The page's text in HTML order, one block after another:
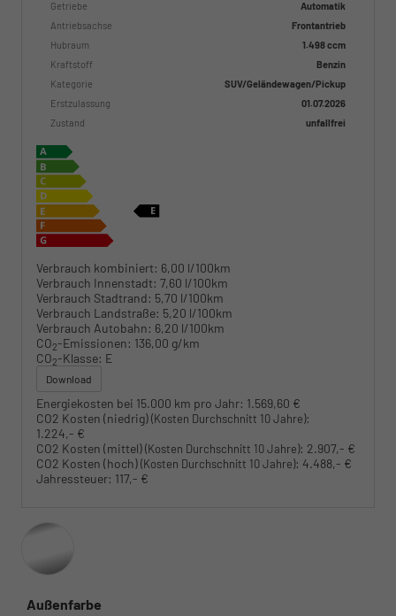
Getriebe
Automatik
Antriebsachse
Frontantrieb
Hubraum
1.498 ccm
Kraftstoff
Benzin
Kategorie
SUV/Geländewagen/Pickup
Erstzulassung
01.07.2026
Zustand
unfallfrei
Verbrauch kombiniert: 6,00 l/100km
Verbrauch Innenstadt: 7,60 l/100km
Verbrauch Stadtrand: 5,70 l/100km
Verbrauch Landstraße: 5,20 l/100km
Verbrauch Autobahn: 6,20 l/100km
CO2-Emissionen: 136,00 g/km
CO2-Klasse: E
Download
Energiekosten bei 15.000 km pro Jahr: 1.569,60 €
CO2 Kosten (niedrig)(Kosten Durchschnitt 10 Jahre):
1.224,- €
CO2 Kosten (mittel)(Kosten Durchschnitt 10 Jahre): 2.907,- €
CO2 Kosten (hoch)(Kosten Durchschnitt 10 Jahre): 4.488,- €
Jahressteuer: 117,- €
Außenfarbe